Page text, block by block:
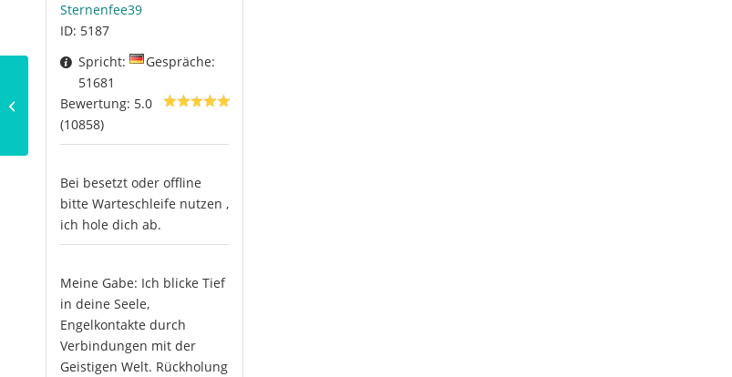
Sternenfee39
ID: 5187
Spricht:
Gespräche:
51681
Bewertung: 5.0
(10858)
Bei besetzt oder offline
bitte Warteschleife nutzen ,
ich hole dich ab.
Meine Gabe: Ich blicke Tief
in deine Seele,
Engelkontakte durch
Verbindungen mit der
Geistigen Welt. Rückholung
Nahtoderfahrungen
und deren
Erklärungsversuche